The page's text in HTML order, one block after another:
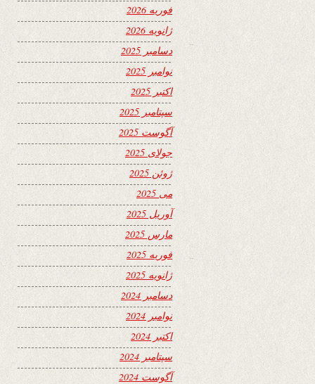
فوریه 2026
ژانویه 2026
دسامبر 2025
نوامبر 2025
اکتبر 2025
سپتامبر 2025
آگوست 2025
جولای 2025
ژوئن 2025
می 2025
آوریل 2025
مارس 2025
فوریه 2025
ژانویه 2025
دسامبر 2024
نوامبر 2024
اکتبر 2024
سپتامبر 2024
آگوست 2024